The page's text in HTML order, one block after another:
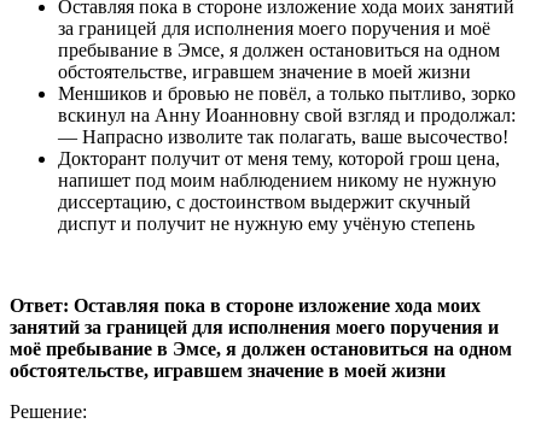
Оставляя пока в стороне изложение хода моих занятий
за границей для исполнения моего поручения и моё
пребывание в Эмсе, я должен остановиться на одном
обстоятельстве, игравшем значение в моей жизни
Меншиков и бровью не повёл, а только пытливо, зорко
вскинул на Анну Иоанновну свой взгляд и продолжал:
― Напрасно изволите так полагать, ваше высочество!
Докторант получит от меня тему, которой грош цена,
напишет под моим наблюдением никому не нужную
диссертацию, с достоинством выдержит скучный
диспут и получит не нужную ему учёную степень
Ответ: Оставляя пока в стороне изложение хода моих
занятий за границей для исполнения моего поручения и
моё пребывание в Эмсе, я должен остановиться на одном
обстоятельстве, игравшем значение в моей жизни
Решение: